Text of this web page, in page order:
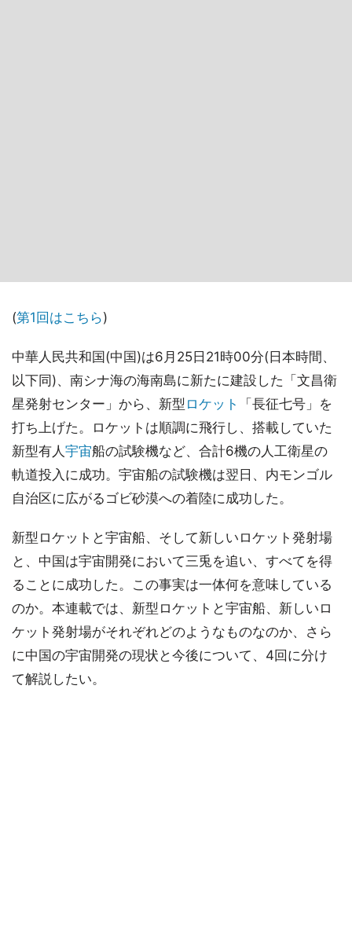
(第1回はこちら)
中華人民共和国(中国)は6月25日21時00分(日本時間、
以下同)、南シナ海の海南島に新たに建設した「文昌衛
星発射センター」から、新型 ロケット
「長征七号」を
打ち上げた。ロケットは順調に飛行し、搭載していた
新型有人宇宙船の試験機など、合計6機の人工衛星の
軌道投入に成功。宇宙船の試験機は翌日、内モンゴル
自治区に広がるゴビ砂漠への着陸に成功した。
新型ロケットと宇宙船、そして新しいロケット発射場
と、中国は宇宙開発において三兎を追い、すべてを得
ることに成功した。この事実は一体何を意味している
のか。本連載では、新型ロケットと宇宙船、新しいロ
ケット発射場がそれぞれどのようなものなのか、さら
に中国の宇宙開発の現状と今後について、4回に分け
て解説したい。